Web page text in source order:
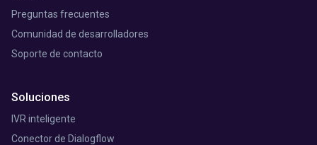
Soluciones
IVR inteligente
Conector de Dialogflow
Preguntas frecuentes
Comunidad de desarrolladores
Soporte de contacto